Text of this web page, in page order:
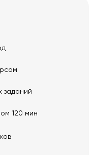
заданий
120 мин